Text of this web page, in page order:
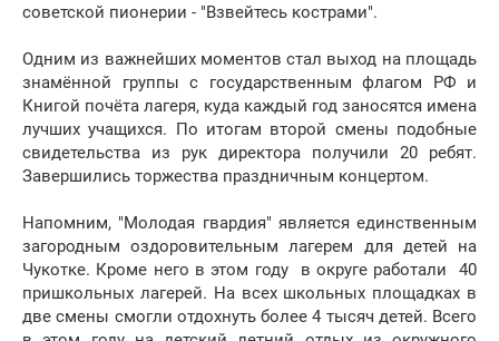
советской пионерии - "Взвейтесь кострами".
Одним из важнейших моментов стал выход на площадь
знамённой группы с государственным флагом РФ и
Книгой почёта лагеря, куда каждый год заносятся имена
лучших учащихся. По итогам второй смены подобные
свидетельства из рук директора получили 20 ребят.
Завершились торжества праздничным концертом.
Напомним, "Молодая гвардия" является единственным
загородным оздоровительным лагерем для детей на
Чукотке. Кроме него в этом году в округе работали 40
пришкольных лагерей. На всех школьных площадках в
две смены смогли отдохнуть более 4 тысяч детей. Всего